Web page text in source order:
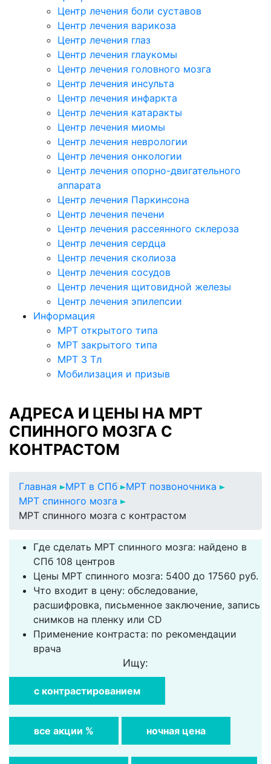
Центр лечения боли суставов
Центр лечения варикоза
Центр лечения глаз
Центр лечения глаукомы
Центр лечения головного мозга
Центр лечения инсульта
Центр лечения инфаркта
Центр лечения катаракты
Центр лечения миомы
Центр лечения неврологии
Центр лечения онкологии
Центр лечения опорно-двигательного
аппарата
Центр лечения Паркинсона
Центр лечения печени
Центр лечения рассеянного склероза
Центр лечения сердца
Центр лечения сколиоза
Центр лечения сосудов
Центр лечения щитовидной железы
Центр лечения эпилепсии
Информация
МРТ открытого типа
МРТ закрытого типа
МРТ 3 Тл
Мобилизация и призыв
АДРЕСА И ЦЕНЫ НА МРТ
СПИННОГО МОЗГА С
КОНТРАСТОМ
Главная МРТ в СПб
МРТ позвоночника
МРТ спинного мозга
МРТ спинного мозга с контрастом
Где сделать МРТ спинного мозга: найдено в
СПб 108 центров
Цены МРТ спинного мозга: 5400 до 17560 руб.
Что входит в цену: обследование,
расшифровка, письменное заключение, запись
снимков на пленку или CD
Применение контраста: по рекомендации
врача
Ищу:
с контрастированием
все акции % ночная цена